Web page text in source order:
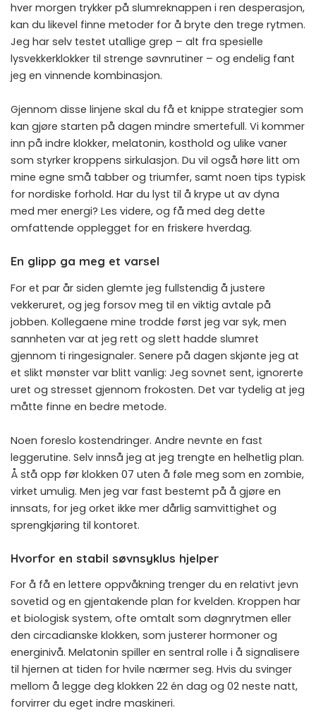
hver morgen trykker på slumreknappen i ren desperasjon,
kan du likevel finne metoder for å bryte den trege rytmen.
Jeg har selv testet utallige grep – alt fra spesielle
lysvekkerklokker til strenge søvnrutiner – og endelig fant
jeg en vinnende kombinasjon.
Gjennom disse linjene skal du få et knippe strategier som
kan gjøre starten på dagen mindre smertefull. Vi kommer
inn på indre klokker, melatonin, kosthold og ulike vaner
som styrker kroppens sirkulasjon. Du vil også høre litt om
mine egne små tabber og triumfer, samt noen tips typisk
for nordiske forhold. Har du lyst til å krype ut av dyna
med mer energi? Les videre, og få med deg dette
omfattende opplegget for en friskere hverdag.
En glipp ga meg et varsel
For et par år siden glemte jeg fullstendig å justere
vekkeruret, og jeg forsov meg til en viktig avtale på
jobben. Kollegaene mine trodde først jeg var syk, men
sannheten var at jeg rett og slett hadde slumret
gjennom ti ringesignaler. Senere på dagen skjønte jeg at
et slikt mønster var blitt vanlig: Jeg sovnet sent, ignorerte
uret og stresset gjennom frokosten. Det var tydelig at jeg
måtte finne en bedre metode.
Noen foreslo kostendringer. Andre nevnte en fast
leggerutine. Selv innså jeg at jeg trengte en helhetlig plan.
Å stå opp før klokken 07 uten å føle meg som en zombie,
virket umulig. Men jeg var fast bestemt på å gjøre en
innsats, for jeg orket ikke mer dårlig samvittighet og
sprengkjøring til kontoret.
Hvorfor en stabil søvnsyklus hjelper
For å få en lettere oppvåkning trenger du en relativt jevn
sovetid og en gjentakende plan for kvelden. Kroppen har
et biologisk system, ofte omtalt som døgnrytmen eller
den circadianske klokken, som justerer hormoner og
energinivå. Melatonin spiller en sentral rolle i å signalisere
til hjernen at tiden for hvile nærmer seg. Hvis du svinger
mellom å legge deg klokken 22 én dag og 02 neste natt,
forvirrer du eget indre maskineri.